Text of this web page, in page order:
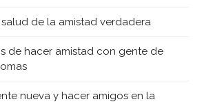
de la amistad verdadera
de hacer amistad con gente de
nueva y hacer amigos en la